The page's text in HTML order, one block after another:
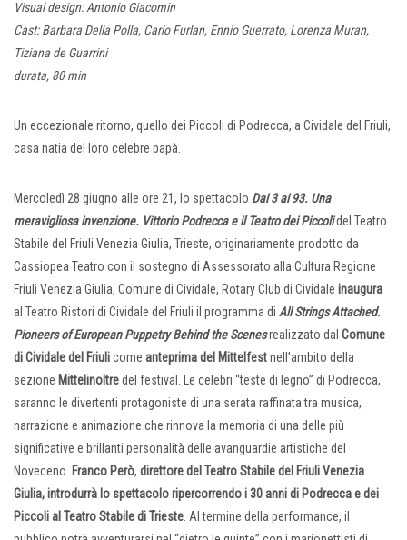
Visual design: Antonio Giacomin
Cast: Barbara Della Polla, Carlo Furlan, Ennio Guerrato, Lorenza Muran,
Tiziana de Guarrini
durata, 80 min
Un eccezionale ritorno, quello dei Piccoli di Podrecca, a Cividale del Friuli,
casa natia del loro celebre papà.
Mercoledì 28 giugno alle ore 21, lo spettacolo Dai 3 ai 93. Una
meravigliosa invenzione. Vittorio Podrecca e il Teatro dei Piccolidel Teatro
Stabile del Friuli Venezia Giulia, Trieste, originariamente prodotto da
Cassiopea Teatro con il sostegno di Assessorato alla Cultura Regione
Friuli Venezia Giulia, Comune di Cividale, Rotary Club di Cividale inaugura
al Teatro Ristori di Cividale del Friuli il programma di All Strings Attached.
Pioneers of European Puppetry Behind the Scenesrealizzato dal Comune
di Cividale del Friulicome anteprima del Mittelfestnell’ambito della
sezione Mittelinoltredel festival. Le celebri “teste di legno” di Podrecca,
saranno le divertenti protagoniste di una serata raffinata tra musica,
narrazione e animazione che rinnova la memoria di una delle più
significative e brillanti personalità delle avanguardie artistiche del
Noveceno. Franco Però, direttore del Teatro Stabile del Friuli Venezia
Giulia, introdurrà lo spettacoloripercorrendo i 30 anni di Podrecca e dei
Piccoli al Teatro Stabile di Trieste. Al termine della performance, il